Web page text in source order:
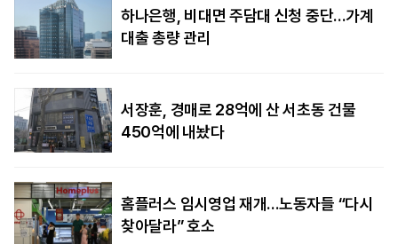
하나은행, 비대면 주담대 신청 중단…가계
대출 총량 관리
서장훈, 경매로 28억에 산 서초동 건물
450억에 내놨다
홈플러스 임시영업 재개…노동자들 “다시
찾아달라” 호소